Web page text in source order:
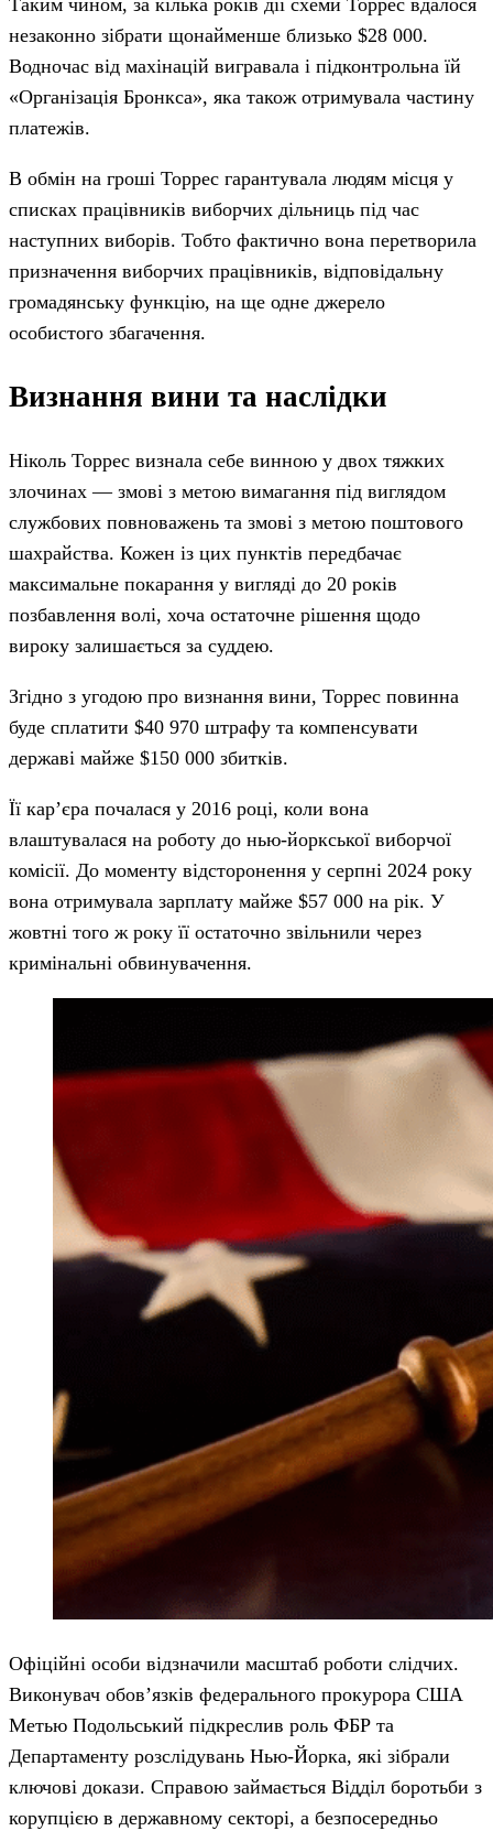
Таким чином, за кілька років дії схеми Торрес вдалося
незаконно зібрати щонайменше близько $28 000.
Водночас від махінацій вигравала і підконтрольна їй
«Організація Бронкса», яка також отримувала частину
платежів.
В обмін на гроші Торрес гарантувала людям місця у
списках працівників виборчих дільниць під час
наступних виборів. Тобто фактично вона перетворила
призначення виборчих працівників, відповідальну
громадянську функцію, на ще одне джерело
особистого збагачення.
Визнання вини та наслідки
Ніколь Торрес визнала себе винною у двох тяжких
злочинах — змові з метою вимагання під виглядом
службових повноважень та змові з метою поштового
шахрайства. Кожен із цих пунктів передбачає
максимальне покарання у вигляді до 20 років
позбавлення волі, хоча остаточне рішення щодо
вироку залишається за суддею.
Згідно з угодою про визнання вини, Торрес повинна
буде сплатити $40 970 штрафу та компенсувати
державі майже $150 000 збитків.
Її кар’єра почалася у 2016 році, коли вона
влаштувалася на роботу до нью-йоркської виборчої
комісії. До моменту відсторонення у серпні 2024 року
вона отримувала зарплату майже $57 000 на рік. У
жовтні того ж року її остаточно звільнили через
кримінальні обвинувачення.
Офіційні особи відзначили масштаб роботи слідчих.
Виконувач обов’язків федерального прокурора США
Метью Подольський підкреслив роль ФБР та
Департаменту розслідувань Нью-Йорка, які зібрали
ключові докази. Справою займається Відділ боротьби з
корупцією в державному секторі, а безпосередньо